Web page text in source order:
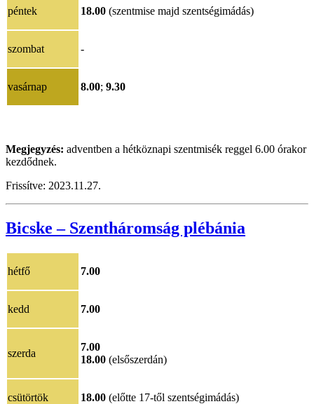
péntek 18.00 (szentmise majd szentségimádás)
szombat -
vasárnap 8.00; 9.30
Megjegyzés: adventben a hétköznapi szentmisék reggel 6.00 órakor
kezdődnek.
Frissítve: 2023.11.27.
Bicske – Szentháromság plébánia
hétfő 7.00
kedd 7.00
szerda
7.00
18.00 (elsőszerdán)
csütörtök 18.00 (előtte 17-től szentségimádás)